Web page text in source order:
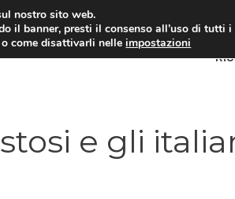
e gli
nostro sito web.
il banner, presti il consenso all’uso di tutti i
come disattivarli nelleimpostazioni